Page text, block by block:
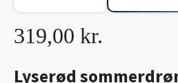
Lyserød
319,00 kr.